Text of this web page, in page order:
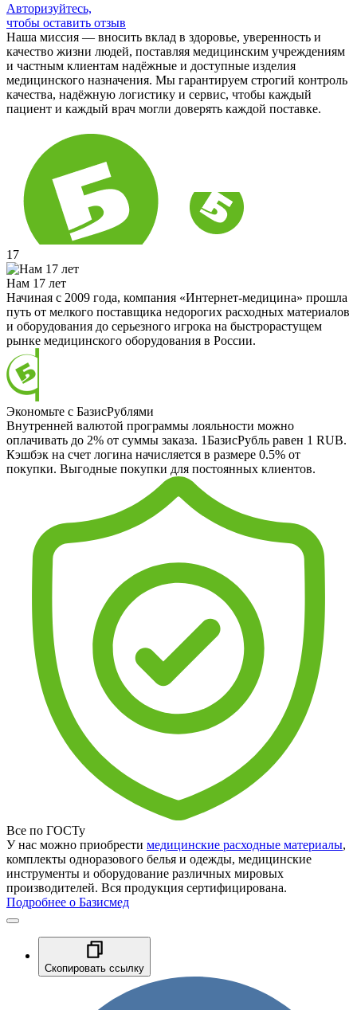
Авторизуйтесь,
чтобы оставить отзыв
Наша миссия — вносить вклад в здоровье, уверенность и
качество жизни людей, поставляя медицинским учреждениям
и частным клиентам надёжные и доступные изделия
медицинского назначения. Мы гарантируем строгий контроль
качества, надёжную логистику и сервис, чтобы каждый
пациент и каждый врач могли доверять каждой поставке.
17
Нам 17 лет
Начиная с 2009 года, компания «Интернет-медицина» прошла
путь от мелкого поставщика недорогих расходных материалов
и оборудования до серьезного игрока на быстрорастущем
рынке медицинского оборудования в России.
Экономьте с БазисРублями
Внутренней валютой программы лояльности можно
оплачивать до 2% от суммы заказа. 1БазисРубль равен 1 RUB.
Кэшбэк на счет логина начисляется в размере 0.5% от
покупки. Выгодные покупки для постоянных клиентов.
Все по ГОСТу
У нас можно приобрести медицинские расходные материалы,
комплекты одноразового белья и одежды, медицинские
инструменты и оборудование различных мировых
производителей. Вся продукция сертифицирована.
Подробнее о Базисмед
Скопировать ссылку